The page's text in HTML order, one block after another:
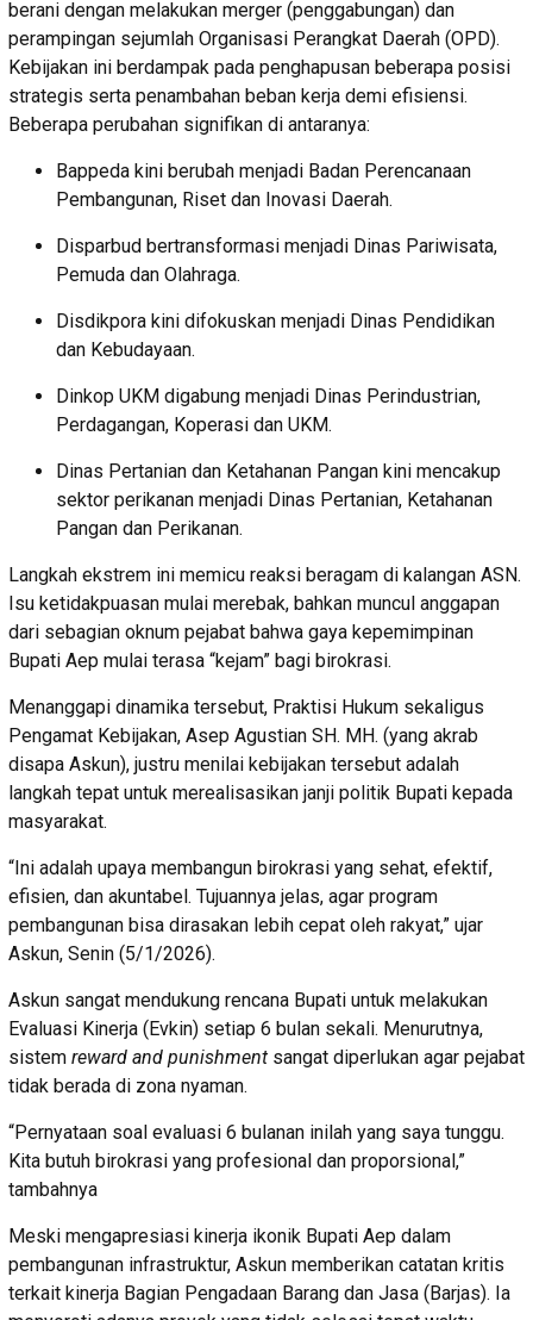
berani dengan melakukan merger (penggabungan) dan
perampingan sejumlah Organisasi Perangkat Daerah (OPD).
Kebijakan ini berdampak pada penghapusan beberapa posisi
strategis serta penambahan beban kerja demi efisiensi.
Beberapa perubahan signifikan di antaranya:
Bappeda kini berubah menjadi Badan Perencanaan
Pembangunan, Riset dan Inovasi Daerah.
Disparbud bertransformasi menjadi Dinas Pariwisata,
Pemuda dan Olahraga.
Disdikpora kini difokuskan menjadi Dinas Pendidikan
dan Kebudayaan.
Dinkop UKM digabung menjadi Dinas Perindustrian,
Perdagangan, Koperasi dan UKM.
Dinas Pertanian dan Ketahanan Pangan kini mencakup
sektor perikanan menjadi Dinas Pertanian, Ketahanan
Pangan dan Perikanan.
Langkah ekstrem ini memicu reaksi beragam di kalangan ASN.
Isu ketidakpuasan mulai merebak, bahkan muncul anggapan
dari sebagian oknum pejabat bahwa gaya kepemimpinan
Bupati Aep mulai terasa “kejam” bagi birokrasi.
Menanggapi dinamika tersebut, Praktisi Hukum sekaligus
Pengamat Kebijakan, Asep Agustian SH. MH. (yang akrab
disapa Askun), justru menilai kebijakan tersebut adalah
langkah tepat untuk merealisasikan janji politik Bupati kepada
masyarakat.
“Ini adalah upaya membangun birokrasi yang sehat, efektif,
efisien, dan akuntabel. Tujuannya jelas, agar program
pembangunan bisa dirasakan lebih cepat oleh rakyat,” ujar
Askun, Senin (5/1/2026).
Askun sangat mendukung rencana Bupati untuk melakukan
Evaluasi Kinerja (Evkin) setiap 6 bulan sekali. Menurutnya,
sistem reward and punishment sangat diperlukan agar pejabat
tidak berada di zona nyaman.
“Pernyataan soal evaluasi 6 bulanan inilah yang saya tunggu.
Kita butuh birokrasi yang profesional dan proporsional,”
tambahnya
Meski mengapresiasi kinerja ikonik Bupati Aep dalam
pembangunan infrastruktur, Askun memberikan catatan kritis
terkait kinerja Bagian Pengadaan Barang dan Jasa (Barjas). Ia